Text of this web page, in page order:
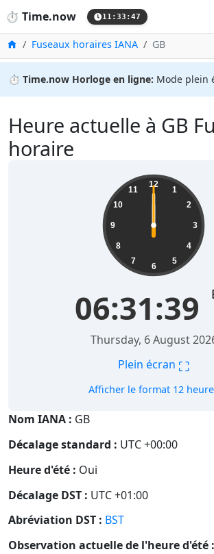
⏱️ Time.now 11:33:47
Accueil
Fuseaux horaires IANA GB
⏱️ Time.now Horloge en ligne: Mode plein
Heure actuelle à GB
horaire
12
1
2
3
4
5
6
7
8
9
10
11
06:31:39
Thursday, 6 August
Plein écran ⛶
Afficher le format 12
Nom IANA : GB
Décalage standard : UTC +00:00
Heure d'été : Oui
Décalage DST : UTC +01:00
Abréviation DST : BST
Observation actuelle de l'heure d'été :